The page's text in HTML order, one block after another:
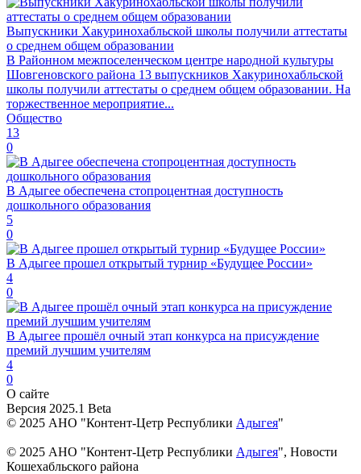
Выпускники Хакуринохабльской школы получили аттестаты
о среднем общем образовании
В Районном межпоселенческом центре народной культуры
Шовгеновского района 13 выпускников Хакуринохабльской
школы получили аттестаты о среднем общем образовании. На
торжественное мероприятие...
Общество
13
0
В Адыгее обеспечена стопроцентная доступность
дошкольного образования
5
0
В Адыгее прошел открытый турнир «Будущее России»
4
0
В Адыгее прошёл очный этап конкурса на присуждение
премий лучшим учителям
4
0
О сайте
Версия 2025.1 Beta
© 2025 АНО "Контент-Цетр Республики Адыгея"
© 2025 АНО "Контент-Цетр Республики Адыгея", Новости
Кошехабльского района